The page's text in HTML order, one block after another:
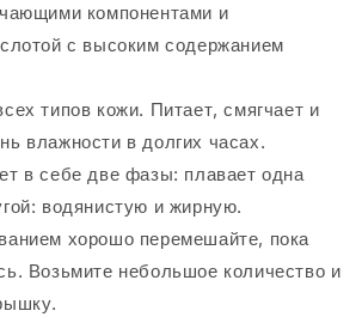
компонентами и
с высоким содержанием
типов кожи. Питает, смягчает и
влажности в долгих часах.
в себе две фазы: плавает одна
водянистую и жирную.
хорошо перемешайте, пока
Возьмите небольшое количество и